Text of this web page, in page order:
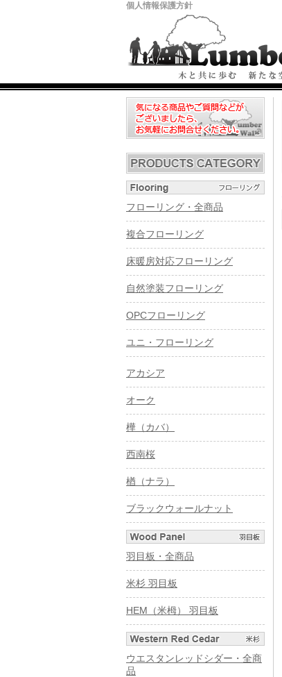
個人情報保護方針
フローリング・全商品
複合フローリング
床暖房対応フローリング
自然塗装フローリング
OPCフローリング
ユニ・フローリング
アカシア
オーク
樺（カバ）
西南桜
楢（ナラ）
ブラックウォールナット
羽目板・全商品
米杉 羽目板
HEM（米栂） 羽目板
ウエスタンレッドシダー・全商
品